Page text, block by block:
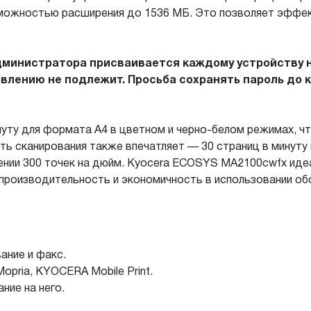
расширения до 1536 МБ. Это позволяет
присваивается каждому
не подлежит. Просьба сохранять пароль до
для формата А4 в цветном и черно-белом режимах,
также впечатляет — 30 страниц в
300 точек на дюйм. Kyocera ECOSYS MA2100cwfx
и экономичность в использовании
и факс.
KYOCERA Mobile Print.
на него.